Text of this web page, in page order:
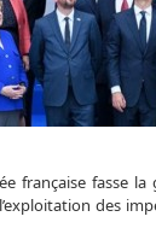
française fasse
des